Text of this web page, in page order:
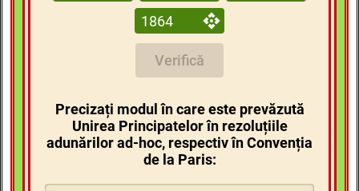
1864
Verifică
Precizați modul în care este prevăzută
Unirea Principatelor în rezoluțiile
adunărilor ad-hoc, respectiv în Convenția
de la Paris: